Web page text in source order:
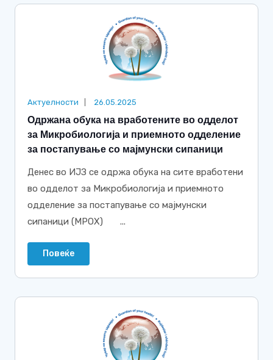
Актуелности 26.05.2025
Одржана обука на вработените во одделот
за Микробиологија и приемното одделение
за постапување со мајмунски сипаници
Денес во ИЈЗ се одржа обука на сите вработени
во одделот за Микробиологија и приемното
одделение за постапување со мајмунски
сипаници (MPOX) ...
Повеќе